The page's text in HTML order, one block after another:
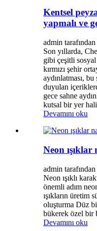
Kentsel
yapmalı ve
admin
Son yıllarda,
gibi çeşitli
kırmızı şehir
aydınlatması,
duyulan
gece sahne
kutsal bir yer
Devamını oku
Neon ışıklar
admin
Neon ışıklı
önemli adım
ışıkların üretim
oluşturma Düz
bükerek özel bir
Devamını oku